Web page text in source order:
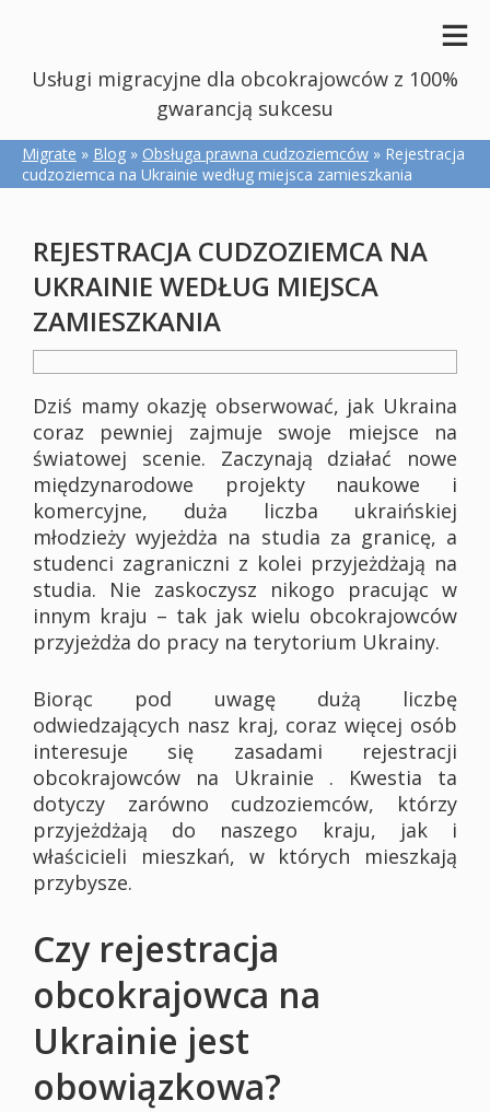
Usługi migracyjne dla obcokrajowców z 100%
gwarancją sukcesu
Migrate » Blog » Obsługa prawna cudzoziemców » Rejestracja
cudzoziemca na Ukrainie według miejsca zamieszkania
REJESTRACJA CUDZOZIEMCA NA
UKRAINIE WEDŁUG MIEJSCA
ZAMIESZKANIA
Dziś mamy okazję obserwować, jak Ukraina
coraz pewniej zajmuje swoje miejsce na
światowej scenie. Zaczynają działać nowe
międzynarodowe projekty naukowe i
komercyjne, duża liczba ukraińskiej
młodzieży wyjeżdża na studia za granicę, a
studenci zagraniczni z kolei przyjeżdżają na
studia. Nie zaskoczysz nikogo pracując w
innym kraju – tak jak wielu obcokrajowców
przyjeżdża do pracy na terytorium Ukrainy.
Biorąc pod uwagę dużą liczbę
odwiedzających nasz kraj, coraz więcej osób
interesuje się zasadami rejestracji
obcokrajowców na Ukrainie . Kwestia ta
dotyczy zarówno cudzoziemców, którzy
przyjeżdżają do naszego kraju, jak i
właścicieli mieszkań, w których mieszkają
przybysze.
Czy rejestracja
obcokrajowca na
Ukrainie jest
obowiązkowa?